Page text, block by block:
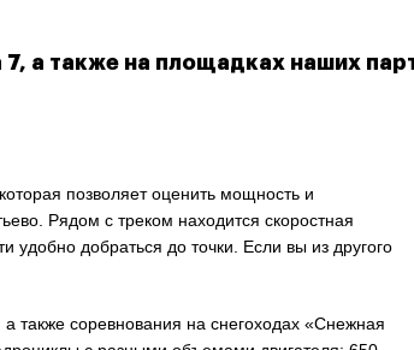
а также на площадках наших
позволяет оценить мощность и
Рядом с треком находится скоростная
добраться до точки. Если вы из другого
также соревнования на снегоходах «Снежная